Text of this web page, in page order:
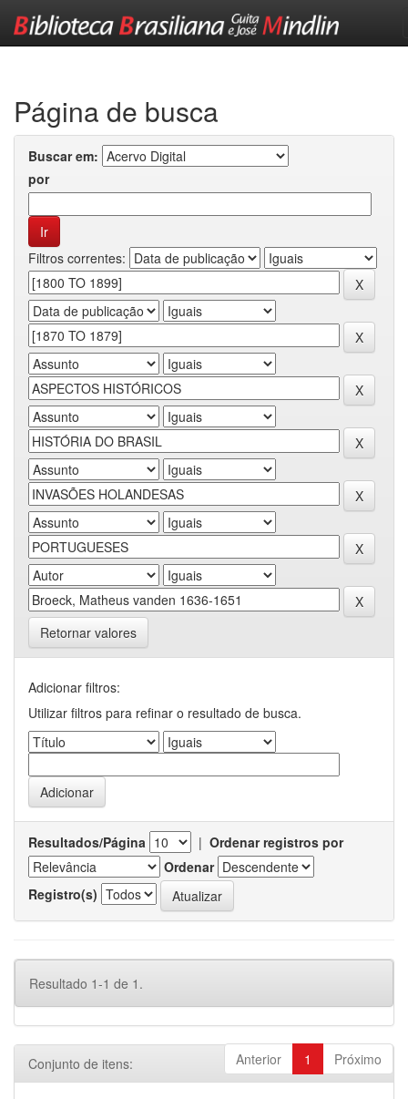
Página de busca
Buscar em:
por
Filtros correntes:
Retornar valores
Adicionar filtros:
Utilizar filtros para refinar o resultado de busca.
Resultados/Página | Ordenar registros por
Ordenar
Registro(s)
Resultado 1-1 de 1.
Anterior 1 Próximo
Conjunto de itens: